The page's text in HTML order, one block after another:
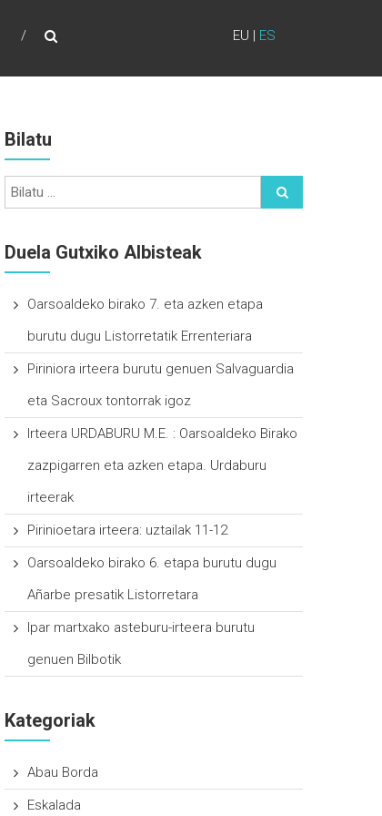
EU | ES
Bilatu
Duela Gutxiko Albisteak
Oarsoaldeko birako 7. eta azken etapa
burutu dugu Listorretatik Errenteriara
Piriniora irteera burutu genuen Salvaguardia
eta Sacroux tontorrak igoz
Irteera URDABURU M.E. : Oarsoaldeko Birako
zazpigarren eta azken etapa. Urdaburu
irteerak
Pirinioetara irteera: uztailak 11-12
Oarsoaldeko birako 6. etapa burutu dugu
Añarbe presatik Listorretara
Ipar martxako asteburu-irteera burutu
genuen Bilbotik
Kategoriak
Abau Borda
Eskalada